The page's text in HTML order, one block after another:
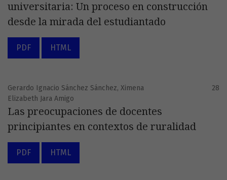
universitaria: Un proceso en construcción
desde la mirada del estudiantado
PDF HTML
Gerardo Ignacio Sánchez Sánchez, Ximena
Elizabeth Jara Amigo
28
Las preocupaciones de docentes
principiantes en contextos de ruralidad
PDF HTML